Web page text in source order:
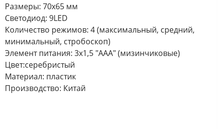
Размеры: 70х65 мм
Светодиод: 9LED
Количество режимов: 4 (максимальный, средний,
минимальный, стробоскоп)
Элемент питания: 3х1,5 "ААА" (мизинчиковые)
Цвет:серебристый
Материал: пластик
Производство: Китай